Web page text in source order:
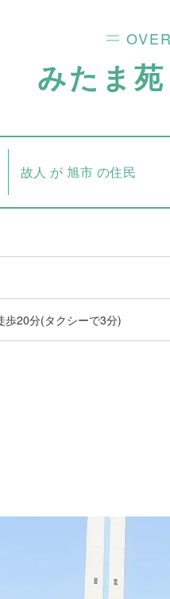
みたま
故人 が 旭市 の住民
歩20分(タクシーで3分)